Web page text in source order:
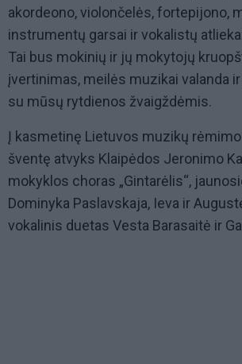
akordeono, violončelės, fortepijono,
instrumentų garsai ir vokalistų
Tai bus mokinių ir jų mokytojų
įvertinimas, meilės muzikai valanda
su mūsų rytdienos žvaigždėmis.
Į kasmetinę Lietuvos muzikų
šventę atvyks Klaipėdos Jeronimo
mokyklos choras „Gintarėlis“,
Dominyka Paslavskaja, Ieva ir
vokalinis duetas Vesta Barasaitė ir